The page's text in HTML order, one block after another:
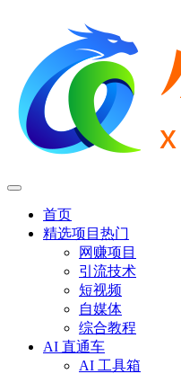
首页
精选项目 热门
网赚项目
引流技术
短视频
自媒体
综合教程
AI 直通车
AI 工具箱